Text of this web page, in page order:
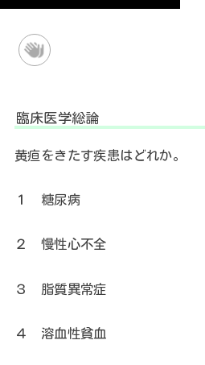
臨床医学総論
黄疸をきたす疾患はどれか。
１ 糖尿病
２ 慢性心不全
３ 脂質異常症
４ 溶血性貧血